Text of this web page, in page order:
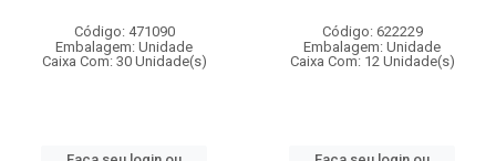
Código: 471090
Embalagem: Unidade
Caixa Com: 30 Unidade(s)
Código: 622229
Embalagem: Unidade
Caixa Com: 12 Unidade(s)